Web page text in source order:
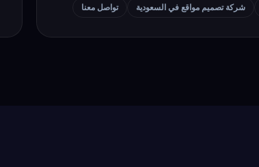
شركة تصميم مواقع في السعودية تواصل معنا